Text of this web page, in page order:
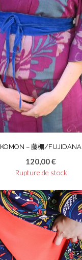
KOMON – 藤棚/FUJIDANA
120,00€
Rupture de stock